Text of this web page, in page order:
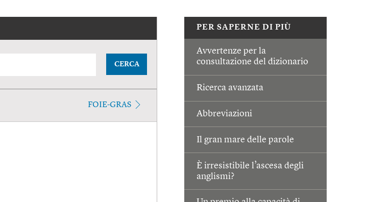
PER SAPERNE DI PIÙ
Avvertenze per la
consultazione del dizionario
Ricerca avanzata
Abbreviazioni
Il gran mare delle parole
È irresistibile l’ascesa degli
anglismi?
CERCA
FOIE-GRAS